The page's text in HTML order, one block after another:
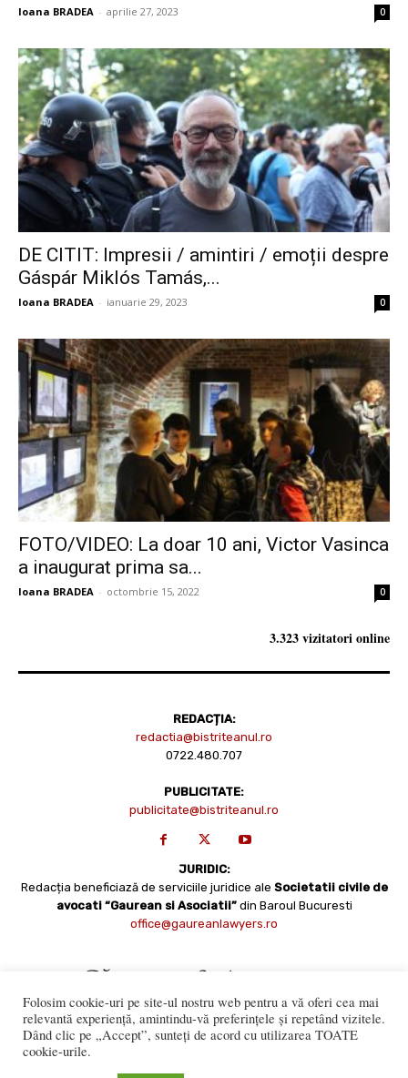
Ioana BRADEA - aprilie 27, 2023 0
DE CITIT: Impresii / amintiri / emoții despre
Gáspár Miklós Tamás,...
Ioana BRADEA - ianuarie 29, 2023 0
FOTO/VIDEO: La doar 10 ani, Victor Vasinca
a inaugurat prima sa...
Ioana BRADEA - octombrie 15, 2022 0
3.323 vizitatori online
REDACȚIA:
redactia@bistriteanul.ro
0722.480.707
PUBLICITATE:
publicitate@bistriteanul.ro
JURIDIC:
Redacția beneficiază de serviciile juridice ale Societatii civile de
avocati “Gaurean si Asociatii” din Baroul Bucuresti
office@gaureanlawyers.ro
Folosim cookie-uri pe site-ul nostru web pentru a vă oferi cea mai
relevantă experiență, amintindu-vă preferințele și repetând vizitele.
Dând clic pe „Accept”, sunteți de acord cu utilizarea TOATE
cookie-urile.